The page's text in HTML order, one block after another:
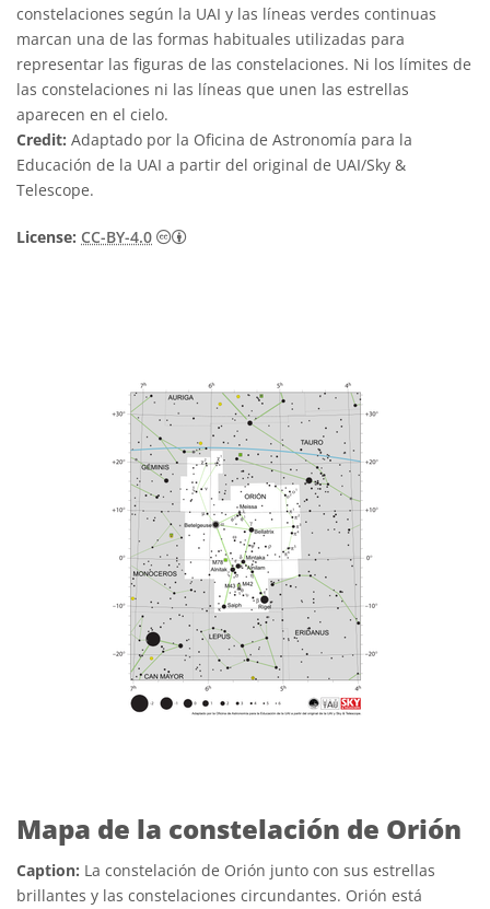
constelaciones según la UAI y las líneas verdes continuas
marcan una de las formas habituales utilizadas para
representar las figuras de las constelaciones. Ni los límites de
las constelaciones ni las líneas que unen las estrellas
aparecen en el cielo.
Credit: Adaptado por la Oficina de Astronomía para la
Educación de la UAI a partir del original de UAI/Sky &
Telescope.
License: CC-BY-4.0 Creative Commons Reconocimiento 4.0
Mapa de la constelación de Orión
Caption: La constelación de Orión junto con sus estrellas
brillantes y las constelaciones circundantes. Orión está